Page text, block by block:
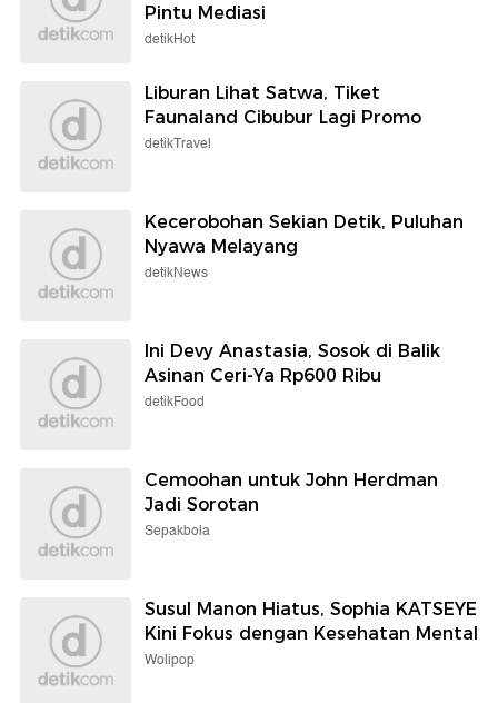
Pintu Mediasi
detikHot
Liburan Lihat Satwa, Tiket
Faunaland Cibubur Lagi Promo
detikTravel
Kecerobohan Sekian Detik, Puluhan
Nyawa Melayang
detikNews
Ini Devy Anastasia, Sosok di Balik
Asinan Ceri-Ya Rp600 Ribu
detikFood
Cemoohan untuk John Herdman
Jadi Sorotan
Sepakbola
Susul Manon Hiatus, Sophia KATSEYE
Kini Fokus dengan Kesehatan Mental
Wolipop